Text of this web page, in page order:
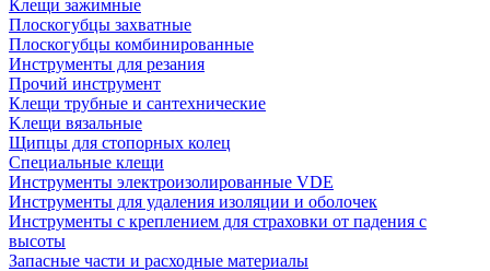
Клещи зажимные
Плоскогубцы захватные
Плоскогубцы комбинированные
Инструменты для резания
Прочий инструмент
Клещи трубные и сантехнические
Kлещи вязальные
Щипцы для стопорных колец
Специальные клещи
Инструменты электроизолированные VDE
Инструменты для удаления изоляции и оболочек
Инструменты с креплением для страховки от падения с
высоты
Запасные части и расходные материалы